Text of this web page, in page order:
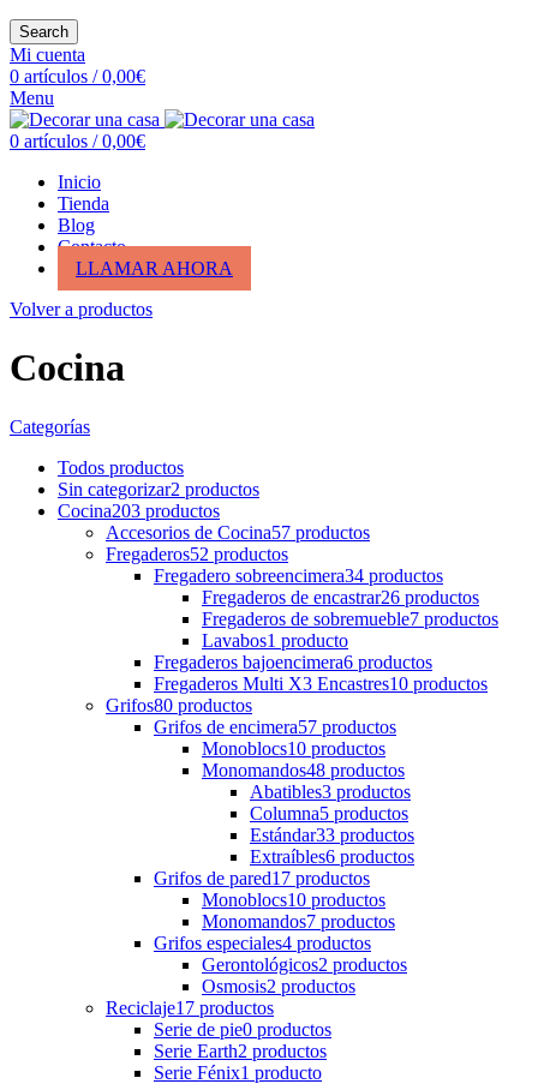
Search
Mi cuenta
0 artículos / 0,00€
Menu
0 artículos / 0,00€
Inicio
Tienda
Blog
Contacto
LLAMAR AHORA
Volver a productos
Cocina
Categorías
Todos productos
Sin categorizar2 productos
Cocina203 productos
Accesorios de Cocina57 productos
Fregaderos52 productos
Fregadero sobreencimera34 productos
Fregaderos de encastrar26 productos
Fregaderos de sobremueble7 productos
Lavabos1 producto
Fregaderos bajoencimera6 productos
Fregaderos Multi X3 Encastres10 productos
Grifos80 productos
Grifos de encimera57 productos
Monoblocs10 productos
Monomandos48 productos
Abatibles3 productos
Columna5 productos
Estándar33 productos
Extraíbles6 productos
Grifos de pared17 productos
Monoblocs10 productos
Monomandos7 productos
Grifos especiales4 productos
Gerontológicos2 productos
Osmosis2 productos
Reciclaje17 productos
Serie de pie0 productos
Serie Earth2 productos
Serie Fénix1 producto